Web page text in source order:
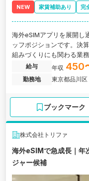
NEW 家賃補助あり 完
海外eSIMアプリを展開し
ッフポジションです。決
組みづくりにも関わる業
給与 年収 450
勤務地
東京都品川区
ブックマーク
株式会社トリファ
海外eSIMで急成長｜年
ジャー候補